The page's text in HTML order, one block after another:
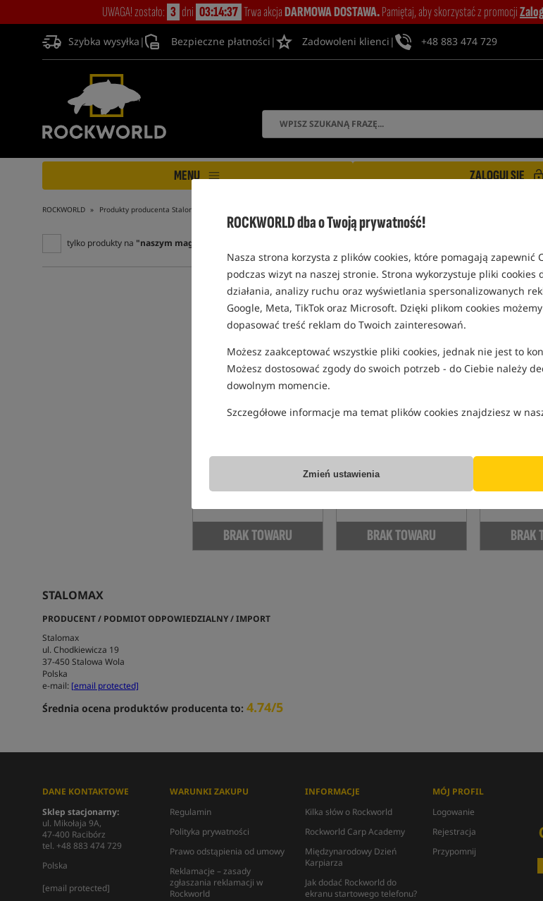
ROCKWORLD dba o Twoją prywatność!
Nasza strona korzysta z plików cookies, które pomagają zapewnić
podczas wizyt na naszej stronie. Strona wykorzystuje pliki cookies
działania, analizy ruchu oraz wyświetlania spersonalizowanych
Google, Meta, TikTok oraz Microsoft. Dzięki plikom cookies
dopasować treść reklam do Twoich zainteresowań.
Możesz zaakceptować wszystkie pliki cookies, jednak nie jest to
Możesz dostosować zgody do swoich potrzeb - do Ciebie należy
dowolnym momencie.
Szczegółowe informacje ma temat plików cookies znajdziesz w
Zmień ustawienia
UWAGA! zostało: 3 dni 03:14:37 Trwa akcjaDARMOWA DOSTAWA.Pamiętaj, aby skorzystać z promocji
Szybka wysyłka | Bezpieczne płatności | Zadowoleni klienci | +48 883 474 729
MENU ZALOGUJ SIĘ
ROCKWORLD Produkty producenta Stalomax
tylko produkty na "naszym magazynie"
PRODUKTY STALOMAX
4,8
BRAK TOWARU
4,7
23,99
BRAK TOWARU BRAK
STALOMAX
PRODUCENT / PODMIOT ODPOWIEDZIALNY / IMPORT
Stalomax
ul. Chodkiewicza 19
37-450 Stalowa Wola
Polska
e-mail: [email protected]
Średnia ocena produktów producenta to: 4.74/5
DANE KONTAKTOWE
Sklep stacjonarny:
ul. Mikołaja 9A,
47-400 Racibórz
tel. +48 883 474 729
Polska
[email protected]
WARUNKI ZAKUPU
Regulamin
Polityka prywatności
Prawo odstąpienia od umowy
Reklamacje – zasady
zgłaszania reklamacji w
Rockworld
INFORMACJE
Kilka słów o Rockworld
Rockworld Carp Academy
Międzynarodowy Dzień
Karpiarza
Jak dodać Rockworld do
ekranu startowego telefonu?
MÓJ PROFIL
Logowanie
Rejestracja
Przypomnij